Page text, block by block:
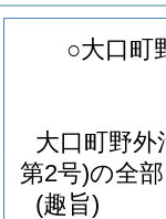
○大口町
大口町野外
第2号)の全
(趣旨)